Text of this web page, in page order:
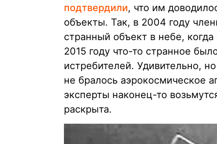
подтвердили, что им
объекты. Так, в 2004 году
странный объект в небе,
2015 году что-то странное
истребителей. Удивительно,
не бралось аэрокосмическое
эксперты наконец-то
раскрыта.